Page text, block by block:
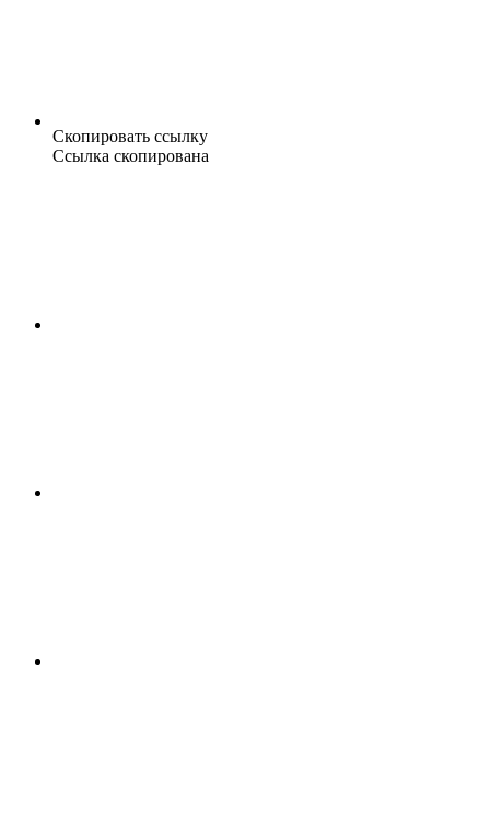
Скопировать ссылку
Ссылка скопирована